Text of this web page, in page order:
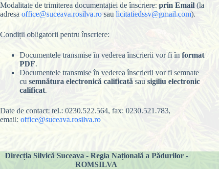
Modalitate de trimiterea documentației de înscriere: prin Email (la
adresa office@suceava.rosilva.ro sau licitatiedssv@gmail.com).
Condiții obligatorii pentru înscriere:
Documentele transmise în vederea înscrierii vor fi în format
PDF.
Documentele transmise în vederea înscrierii vor fi semnate
cu semnătura electronică calificată sau sigiliu electronic
calificat.
Date de contact: tel.: 0230.522.564, fax: 0230.521.783,
email: office@suceava.rosilva.ro
Direcția Silvică Suceava - Regia Națională a Pădurilor -
ROMSILVA